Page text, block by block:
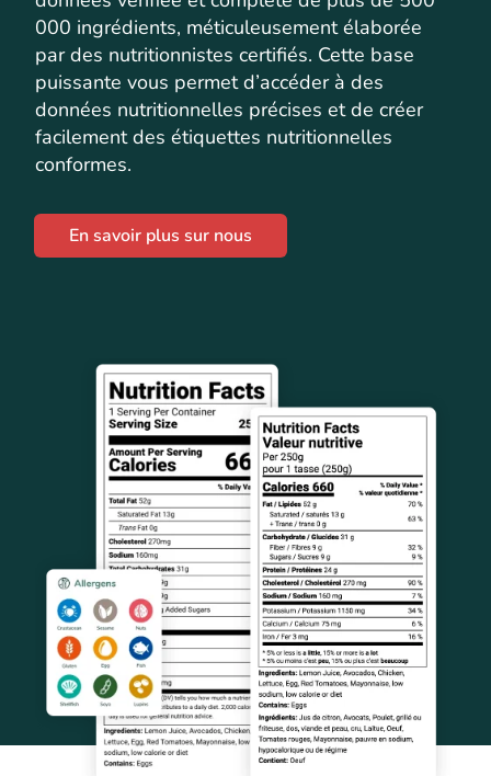
000 ingrédients, méticuleusement élaborée
par des nutritionnistes certifiés. Cette base
puissante vous permet d’accéder à des
données nutritionnelles précises et de créer
facilement des étiquettes nutritionnelles
conformes.
En savoir plus sur nous